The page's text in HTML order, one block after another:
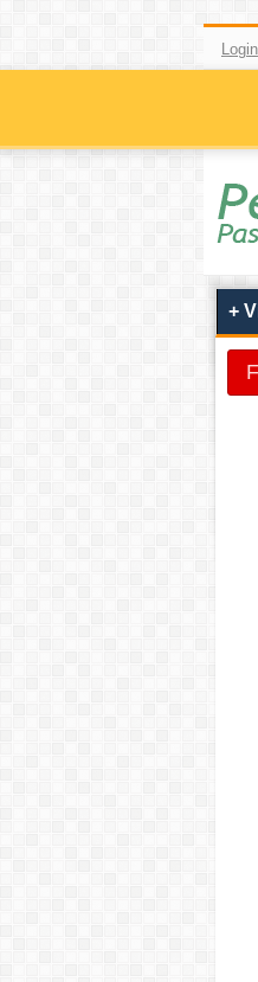
Login
+